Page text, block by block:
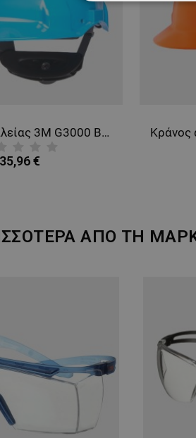
Κράνος ασφαλείας 3M G3000 BLUE
35,96 €
ΑΠΟ ΤΗ
ΑΠΟΛΎΤΩΣ
ΜΗ